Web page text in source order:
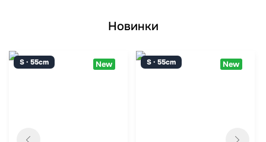
Новинки
S · 55cm New S · 55cm New